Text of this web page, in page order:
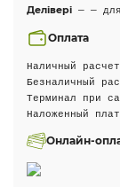
Делівері — — для
Оплата
Наличный расчет
Безналичный
Терминал при
Наложенный
Онлайн-